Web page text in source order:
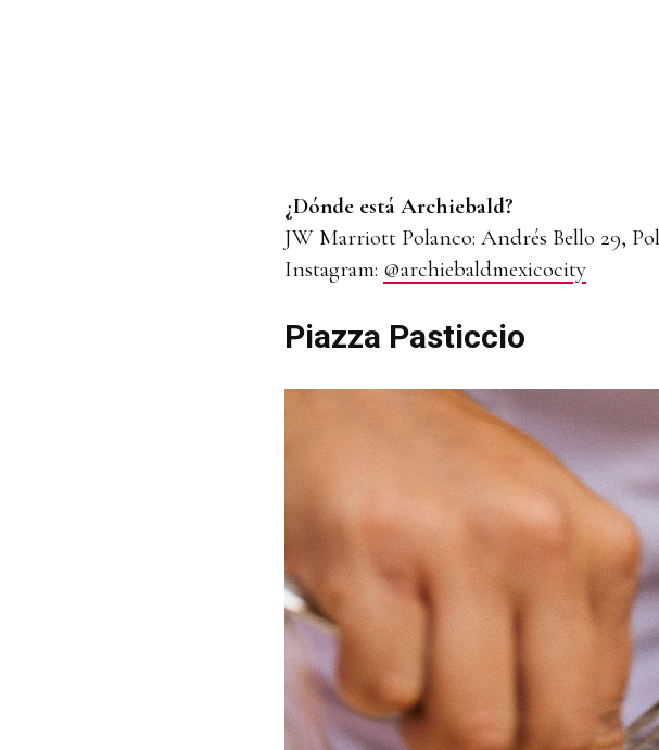
¿Dónde está Archiebald?
JW Marriott Polanco: Andrés Bello 29,
Instagram: @archiebaldmexicocity
Piazza Pasticcio